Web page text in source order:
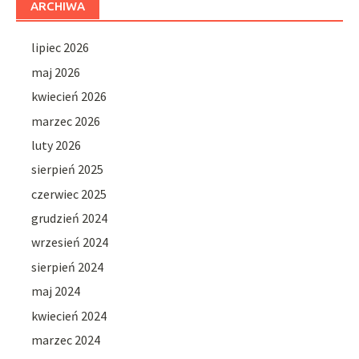
ARCHIWA
lipiec 2026
maj 2026
kwiecień 2026
marzec 2026
luty 2026
sierpień 2025
czerwiec 2025
grudzień 2024
wrzesień 2024
sierpień 2024
maj 2024
kwiecień 2024
marzec 2024